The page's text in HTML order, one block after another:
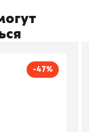
-47%